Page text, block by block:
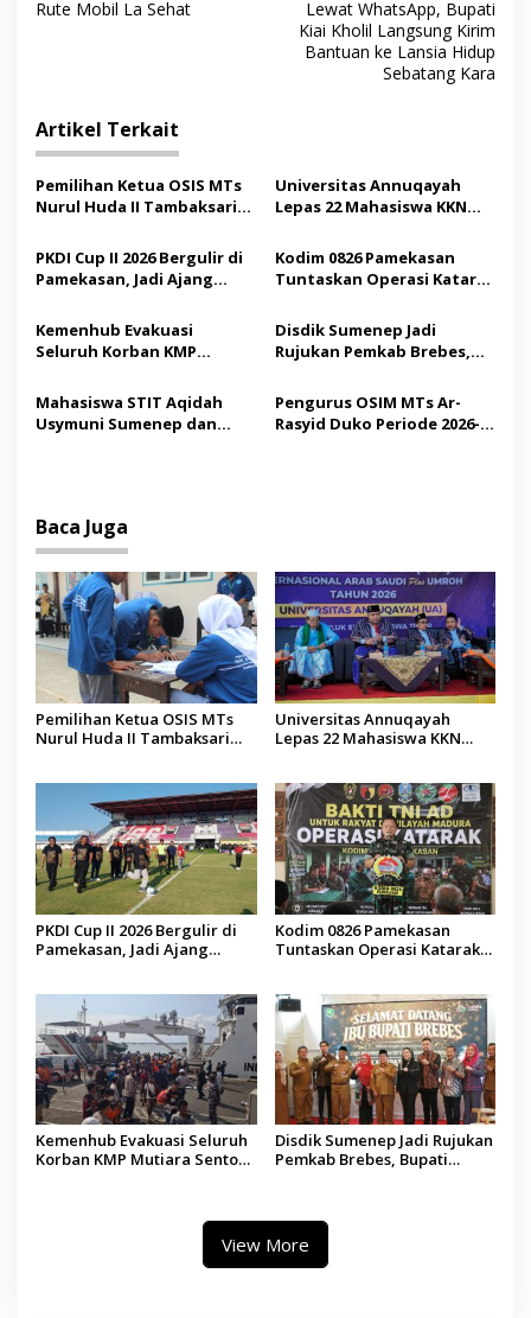
a
s
i
o
Rute Mobil La Sehat
Lewat WhatsApp, Bupati
Kiai Kholil Langsung Kirim
Bantuan ke Lansia Hidup
Sebatang Kara
Artikel Terkait
Pemilihan Ketua OSIS MTs
Nurul Huda II Tambaksari
Demokrasi bagi Siswa
Universitas Annuqayah
Lepas 22 Mahasiswa KKN
Saudi
PKDI Cup II 2026 Bergulir di
Pamekasan, Jadi Ajang
Madura
Kodim 0826 Pamekasan
Tuntaskan Operasi Katarak
Tindakan Medis
Kemenhub Evakuasi
Seluruh Korban KMP
Operator Diaudit
Disdik Sumenep Jadi
Rujukan Pemkab Brebes,
Pendidikan Berbasis
Budaya
Mahasiswa STIT Aqidah
Usymuni Sumenep dan
Pengurus OSIM MTs Ar-
Rasyid Duko Periode 2026-
Baca Juga
Pemilihan Ketua OSIS MTs
Nurul Huda II Tambaksari
Universitas Annuqayah
Lepas 22 Mahasiswa KKN
PKDI Cup II 2026 Bergulir di
Pamekasan, Jadi Ajang
Kodim 0826 Pamekasan
Tuntaskan Operasi Katarak
Kemenhub Evakuasi Seluruh
Korban KMP Mutiara Sentosa
Disdik Sumenep Jadi Rujukan
Pemkab Brebes, Bupati
View More